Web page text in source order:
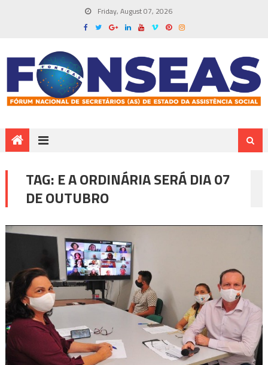
Friday, August 07, 2026
TAG: E A ORDINÁRIA SERÁ DIA 07
DE OUTUBRO